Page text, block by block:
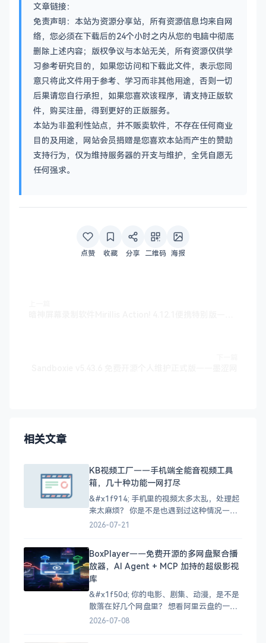
文章链接：
免责声明：本站为资源分享站，所有资源信息均来自网
络，您必须在下载后的24个小时之内从您的电脑中彻底
删除上述内容；版权争议与本站无关，所有资源仅供学
习参考研究目的，如果您访问和下载此文件，表示您同
意只将此文件用于参考、学习而非其他用途，否则一切
后果请您自行承担，如果您喜欢该程序，请支持正版软
件，购买注册，得到更好的正版服务。
本站为非盈利性站点，并不贩卖软件，不存在任何商业
目的及用途，网站会员捐赠是您喜欢本站而产生的赞助
支持行为，仅为维持服务器的开支与维护，全凭自愿无
任何强求。
点赞 收藏 分享 二维码 海报
相关文章
KB视频工厂——手机端全能音视频工具
箱，几十种功能一网打尽
&#x1f914; 手机里的视频太多太乱，处理起
来太麻烦？ 你是不是也遇到过这种情况——
手机里存了一堆视频，想转个格式找不到合
合并成MP4？ 想剪辑个视频，手机上装了好
几个APP，一个只负责转换、一个只负责压
缩、一个只
2026-07-21
BoxPlayer——免费开源的多网盘聚合播
放器，AI Agent + MCP 加持的超级影视
库
&#x1f50d; 你的电影、剧集、动漫，是不是
散落在好几个网盘里？ 想看阿里云盘的一部
电影，又想起百度网盘中存了几部电视剧，
2026-07-08